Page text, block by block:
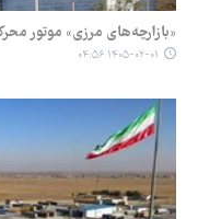
«بازارچه‌های مرزی» موتور
۱۴۰۵-۰۲-۰۱ ۰۴:۵۶